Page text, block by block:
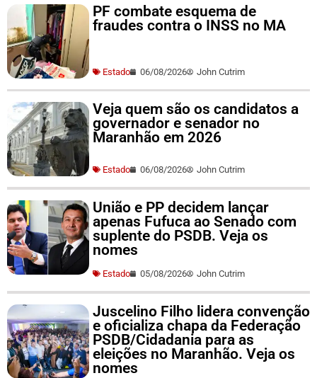
PF combate esquema de
fraudes contra o INSS no MA
Estado 06/08/2026 John Cutrim
Veja quem são os candidatos a
governador e senador no
Maranhão em 2026
Estado 06/08/2026 John Cutrim
União e PP decidem lançar
apenas Fufuca ao Senado com
suplente do PSDB. Veja os
nomes
Estado 05/08/2026 John Cutrim
Juscelino Filho lidera convenção
e oficializa chapa da Federação
PSDB/Cidadania para as
eleições no Maranhão. Veja os
nomes